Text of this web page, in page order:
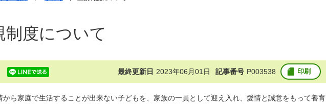
制度について
最終更新日 2023年06月01日 記事番号 P003538 印刷
から家庭で生活することが出来ない子どもを、家族の一員として迎え入れ、愛情と誠意をもって養育